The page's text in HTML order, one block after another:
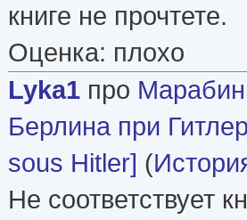
книге не прочтете.
Оценка: плохо
Lyka1 про
Берлина при
sous Hitler] (
Не соответствует